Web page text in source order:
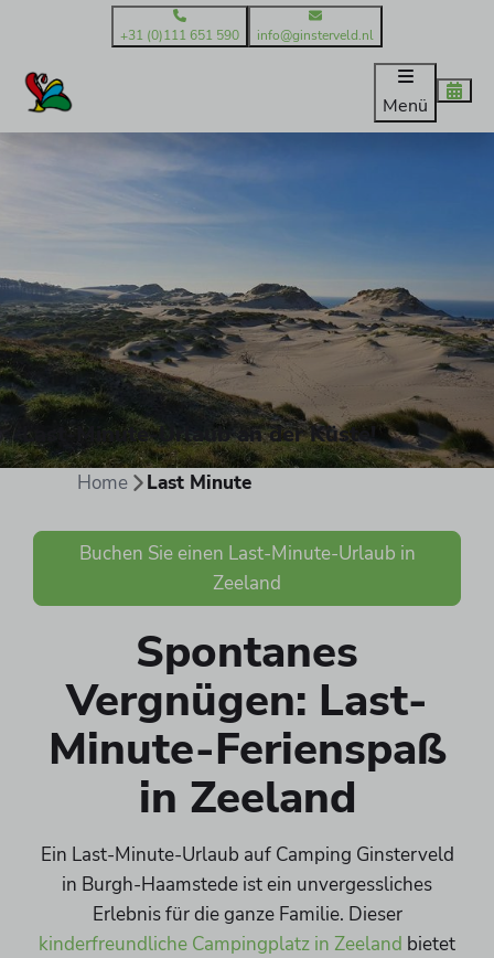
+31 (0)111 651 590 info@ginsterveld.nl
Menü
Last-Minute-Urlaub an der Küste!
Home Last Minute
Buchen Sie einen Last-Minute-Urlaub in
Zeeland
Spontanes
Vergnügen: Last-
Minute-Ferienspaß
in Zeeland
Ein Last-Minute-Urlaub auf Camping Ginsterveld
in Burgh-Haamstede ist ein unvergessliches
Erlebnis für die ganze Familie. Dieser
kinderfreundliche Campingplatz in Zeeland bietet